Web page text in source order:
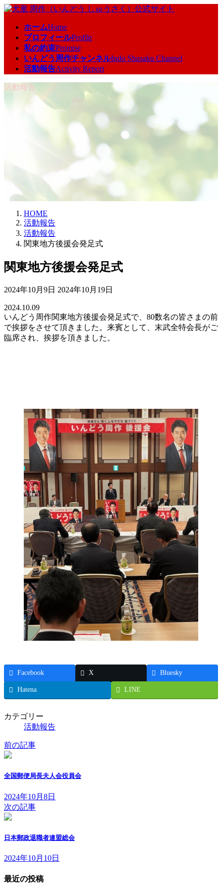
コ
キ
ッ
プ
ナ
に
移
動
ホームHome
プロフィールProfile
私の約束Promise
いんどう周作チャンネルIndo Shusaku Channel
活動報告Activity Report
活動報告
HOME
活動報告
活動報告
関東地方後援会発足式
関東地方後援会発足式
2024年10月9日 最
新
日
時
2024年10月19日
2024.10.09
いんどう周作関東地方後援会発足式で、80数名の皆さまの前
で挨拶をさせて頂きました。来賓として、末武全特会長がご
臨席され、挨拶を頂きました。
Facebook X Bluesky
Hatena LINE
カテゴリー
活動報告
前の記事
全国郵便局長夫人会役員会
2024年10月8日
次の記事
日本郵政退職者連盟総会
2024年10月10日
最近の投稿